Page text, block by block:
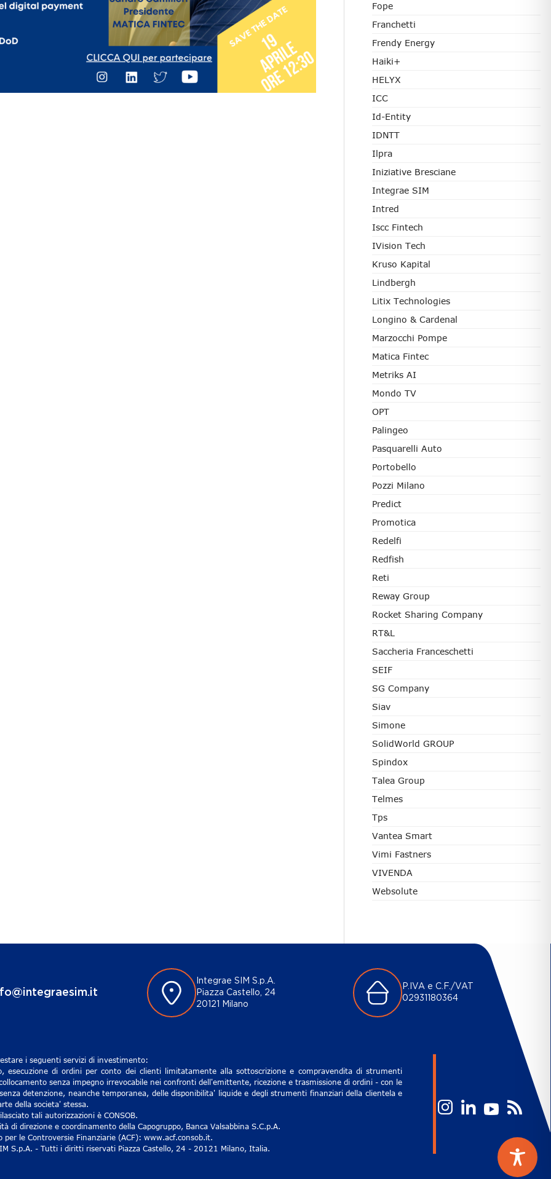
Fope
Franchetti
Frendy Energy
Haiki+
HELYX
ICC
Id-Entity
IDNTT
Ilpra
Iniziative Bresciane
Integrae SIM
Intred
Iscc Fintech
IVision Tech
Kruso Kapital
Lindbergh
Litix Technologies
Longino & Cardenal
Marzocchi Pompe
Matica Fintec
Metriks AI
Mondo TV
OPT
Palingeo
Pasquarelli Auto
Portobello
Pozzi Milano
Predict
Promotica
Redelfi
Redfish
Reti
Reway Group
Rocket Sharing Company
RT&L
Saccheria Franceschetti
SEIF
SG Company
Siav
Simone
SolidWorld GROUP
Spindox
Talea Group
Telmes
Tps
Vantea Smart
Vimi Fastners
VIVENDA
Websolute
Integrae SIM S.p.A.
Piazza Castello, 24
20121 Milano
P.IVA e C.F./VAT
02931180364
i seguenti servizi di investimento:
esecuzione di ordini per conto dei clienti limitatamente alla sottoscrizione e compravendita di strumenti
senza impegno irrevocabile nei confronti dell'emittente, ricezione e trasmissione di ordini - con le
detenzione, neanche temporanea, delle disponibilita' liquide e degli strumenti finanziari della clientela e
della societa' stessa.
tali autorizzazioni è CONSOB.
di direzione e coordinamento della Capogruppo, Banca Valsabbina S.C.p.A.
per le Controversie Finanziarie (ACF): www.acf.consob.it.
S.p.A. - Tutti i diritti riservati Piazza Castello, 24 - 20121 Milano, Italia.